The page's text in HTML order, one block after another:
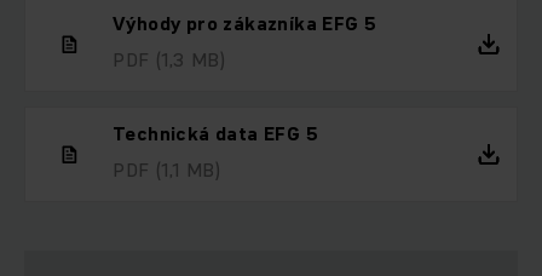
Výhody pro zákazníka EFG 5
PDF (1,3 MB)
Technická data EFG 5
PDF (1,1 MB)